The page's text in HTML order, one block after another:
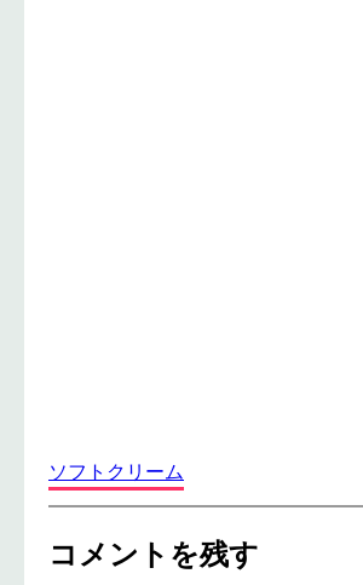
ソフトクリーム
コメントを残す